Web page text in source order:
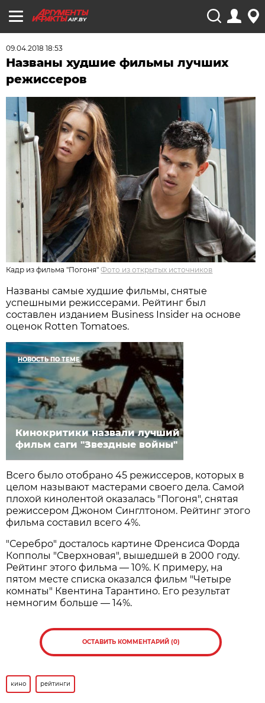
AIF.BY
09.04.2018 18:53
Названы худшие фильмы лучших
режиссеров
Кадр из фильма "Погоня" Фото из открытых источников
Названы самые худшие фильмы, снятые
успешными режиссерами. Рейтинг был
составлен изданием Business Insider на основе
оценок Rotten Tomatoes.
НОВОСТЬ ПО ТЕМЕ
Кинокритики назвали лучший
фильм саги "Звездные войны"
Всего было отобрано 45 режиссеров, которых в
целом называют мастерами своего дела. Самой
плохой кинолентой оказалась "Погоня", снятая
режиссером Джоном Синглтоном. Рейтинг этого
фильма составил всего 4%.
"Серебро" досталось картине Френсиса Форда
Копполы "Сверхновая", вышедшей в 2000 году.
Рейтинг этого фильма — 10%. К примеру, на
пятом месте списка оказался фильм "Четыре
комнаты" Квентина Тарантино. Его результат
немногим больше — 14%.
ОСТАВИТЬ КОММЕНТАРИЙ (0)
кино рейтинги